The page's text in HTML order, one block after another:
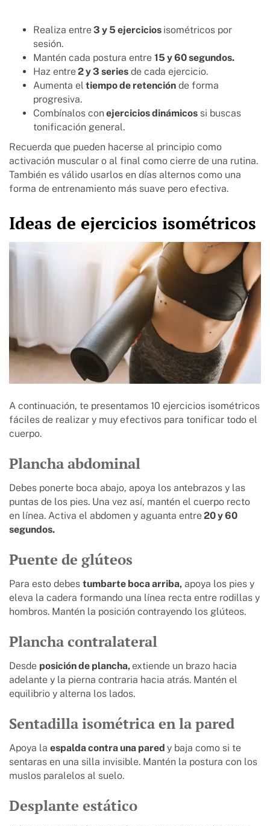
Realiza entre3 y 5 ejercicios isométricos por
sesión.
Mantén cada postura entre 15 y 60 segundos.
Haz entre2 y 3 series de cada ejercicio.
Aumenta el tiempo de retención de forma
progresiva.
Combínalos con ejercicios dinámicos si buscas
tonificación general.
Recuerda que pueden hacerse al principio como
activación muscular o al final como cierre de una rutina.
También es válido usarlos en días alternos como una
forma de entrenamiento más suave pero efectiva.
Ideas de ejercicios isométricos
A continuación, te presentamos 10 ejercicios isométricos
fáciles de realizar y muy efectivos para tonificar todo el
cuerpo.
Plancha abdominal
Debes ponerte boca abajo, apoya los antebrazos y las
puntas de los pies. Una vez así, mantén el cuerpo recto
en línea. Activa el abdomen y aguanta entre20 y 60
segundos.
Puente de glúteos
Para esto debes tumbarte boca arriba, apoya los pies y
eleva la cadera formando una línea recta entre rodillas y
hombros. Mantén la posición contrayendo los glúteos.
Plancha contralateral
Desde posición de plancha, extiende un brazo hacia
adelante y la pierna contraria hacia atrás. Mantén el
equilibrio y alterna los lados.
Sentadilla isométrica en la pared
Apoya la espalda contra una pared y baja como si te
sentaras en una silla invisible. Mantén la postura con los
muslos paralelos al suelo.
Desplante estático